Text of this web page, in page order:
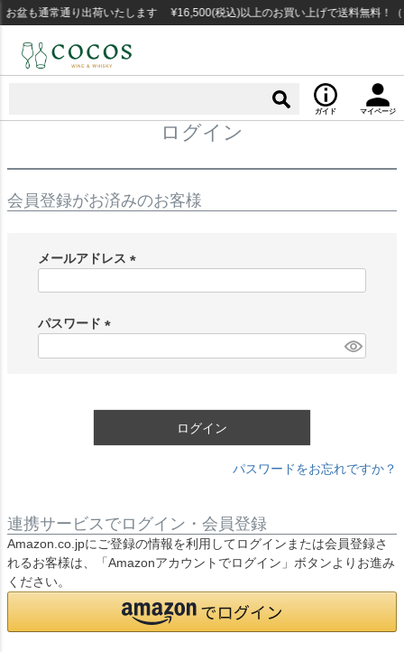
盆も通常通り出荷いたします ¥16,500(税込)以上のお買い上げで送料無料！（
ガイド マイページ
ログイン
会員登録がお済みのお客様
メールアドレス
)
パスワード
ログイン
パスワードをお忘れですか？
連携サービスでログイン・会員登録
Amazon.co.jpにご登録の情報を利用してログインまたは会員登録さ
れるお客様は、「Amazonアカウントでログイン」ボタンよりお進み
ください。